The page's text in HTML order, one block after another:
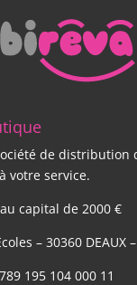
de distribution
votre service.
au capital de 2000 €
– 30360 DEAUX –
195 104 000 11